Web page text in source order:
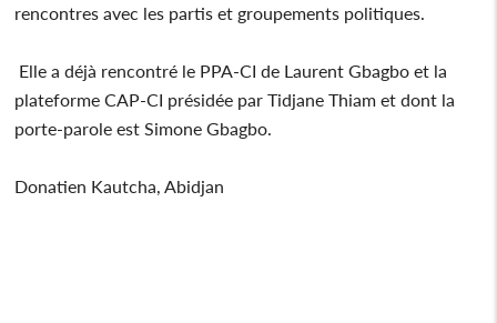
rencontres avec les partis et groupements politiques.
Elle a déjà rencontré le PPA-CI de Laurent Gbagbo et la
plateforme CAP-CI présidée par Tidjane Thiam et dont la
porte-parole est Simone Gbagbo.
Donatien Kautcha, Abidjan